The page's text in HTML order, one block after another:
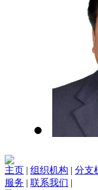
主页 | 组织机构 | 分支
服务 | 联系我们 |